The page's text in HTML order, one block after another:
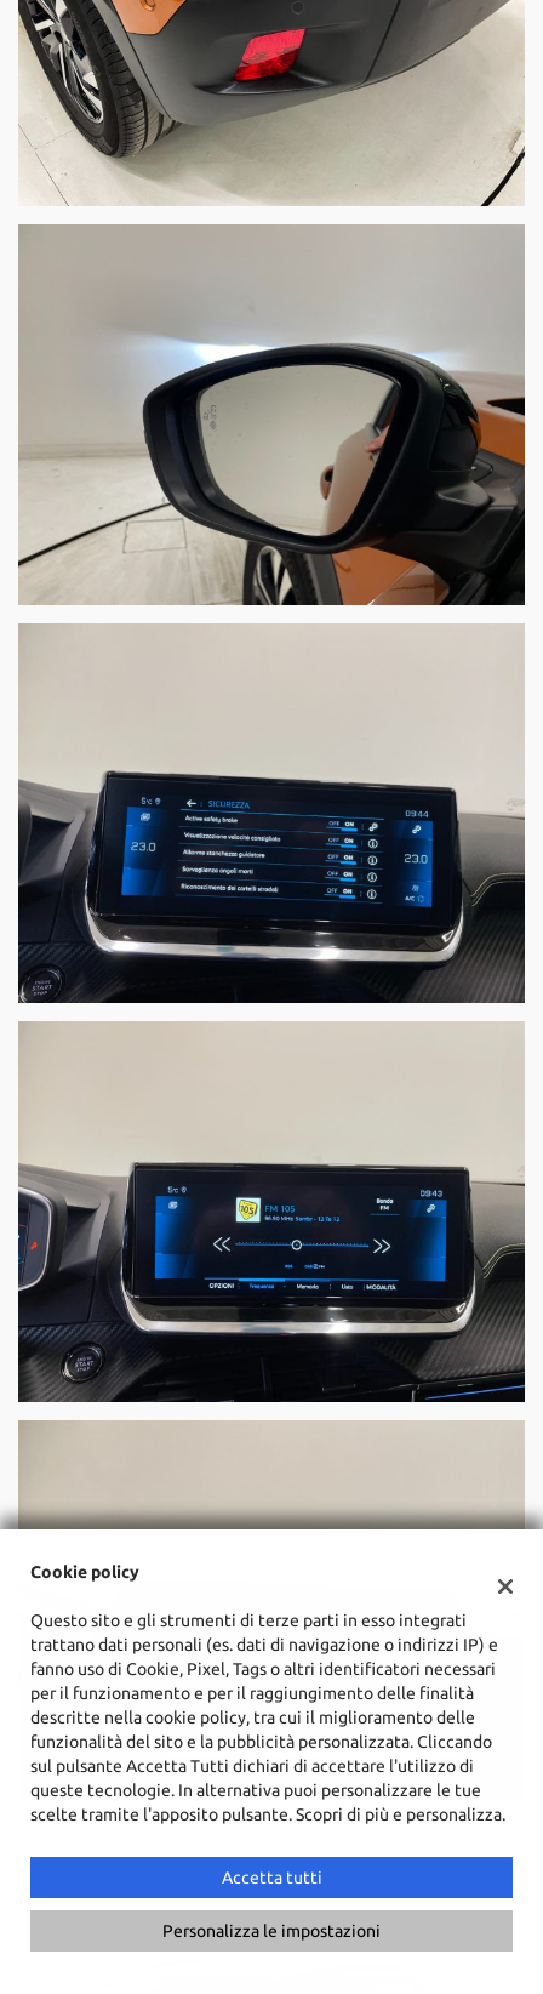
Cookie policy
Questo sito e gli strumenti di terze parti in esso integrati
trattano dati personali (es. dati di navigazione o indirizzi IP) e
fanno uso di Cookie, Pixel, Tags o altri identificatori necessari
per il funzionamento e per il raggiungimento delle finalità
descritte nella cookie policy, tra cui il miglioramento delle
funzionalità del sito e la pubblicità personalizzata. Cliccando
sul pulsante Accetta Tutti dichiari di accettare l'utilizzo di
queste tecnologie. In alternativa puoi personalizzare le tue
scelte tramite l'apposito pulsante. Scopri di più e personalizza.
Accetta tutti
Personalizza le impostazioni